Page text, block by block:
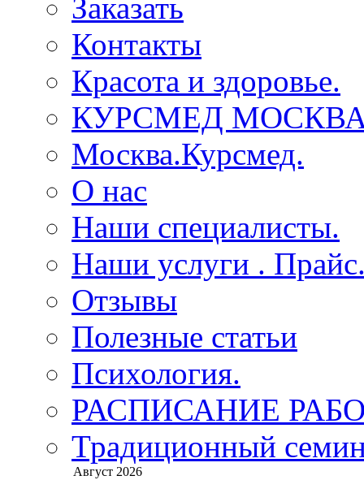
Заказать
Контакты
Красота и здоровье.
КУРСМЕД
Москва.Курсмед.
О нас
Наши специалисты.
Наши услуги .
Отзывы
Полезные статьи
Психология.
РАСПИСАНИЕ
Традиционный
Август 2026